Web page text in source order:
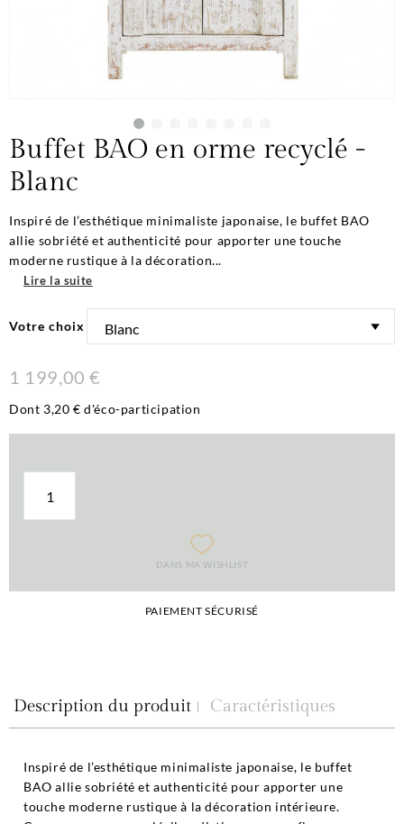
Buffet BAO en orme recyclé -
Blanc
Inspiré de l’esthétique minimaliste japonaise, le buffet BAO
allie sobriété et authenticité pour apporter une touche
moderne rustique à la décoration...
Lire la suite
Votre choix
1 199,00 €
Dont 3,20 € d'éco-participation
DANS MA WISHLIST
PAIEMENT SÉCURISÉ
Description du produit Caractéristiques
Inspiré de l’esthétique minimaliste japonaise, le buffet
BAO allie sobriété et authenticité pour apporter une
touche moderne rustique à la décoration intérieure.